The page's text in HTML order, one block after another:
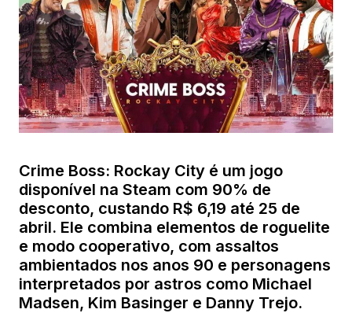
Crime Boss: Rockay City é um jogo
disponível na Steam com 90% de
desconto, custando R$ 6,19 até 25 de
abril. Ele combina elementos de roguelite
e modo cooperativo, com assaltos
ambientados nos anos 90 e personagens
interpretados por astros como Michael
Madsen, Kim Basinger e Danny Trejo.